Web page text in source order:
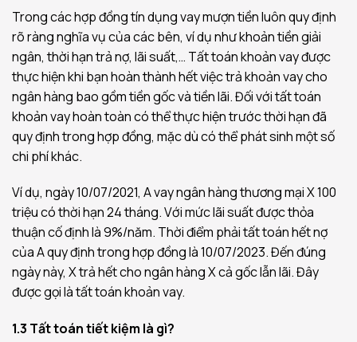
Trong các hợp đồng tín dụng vay mượn tiền luôn quy định
rõ ràng nghĩa vụ của các bên, ví dụ như khoản tiền giải
ngân, thời hạn trả nợ, lãi suất,… Tất toán khoản vay được
thực hiện khi bạn hoàn thành hết việc trả khoản vay cho
ngân hàng bao gồm tiền gốc và tiền lãi. Đối với tất toán
khoản vay hoàn toàn có thể thực hiện trước thời hạn đã
quy định trong hợp đồng, mặc dù có thể phát sinh một số
chi phí khác.
Ví dụ, ngày 10/07/2021, A vay ngân hàng thương mại X 100
triệu có thời hạn 24 tháng. Với mức lãi suất được thỏa
thuận cố định là 9%/năm. Thời điểm phải tất toán hết nợ
của A quy định trong hợp đồng là 10/07/2023. Đến đúng
ngày này, X trả hết cho ngân hàng X cả gốc lẫn lãi. Đây
được gọi là tất toán khoản vay.
1.3 Tất toán tiết kiệm là gì?